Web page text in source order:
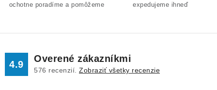
k
ochotne poradíme a pomôžeme expedujeme ihneď
4.9
Overené zákazníkmi
576 recenzií. Zobraziť všetky recenzie